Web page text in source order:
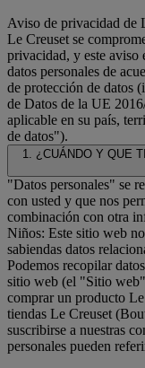
Aviso de privacidad de
Le Creuset se
privacidad, y este aviso
datos personales de
de protección de datos
de Datos de la UE
aplicable en su país,
de datos").
1. ¿CUÁNDO Y QUE
"Datos personales" se
con usted y que nos
combinación con otra
Niños: Este sitio web
sabiendas datos
Podemos recopilar
sitio web (el "Sitio
comprar un producto
tiendas Le Creuset
suscribirse a nuestras
personales pueden